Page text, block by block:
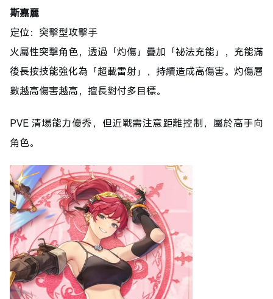
斯嘉麗
定位：突擊型攻擊手
火屬性突擊角色，透過「灼傷」疊加「祕法充能」，充能滿
後長按技能強化為「超載雷射」，持續造成高傷害。灼傷層
數越高傷害越高，擅長對付多目標。
PVE 清場能力優秀，但近戰需注意距離控制，屬於高手向
角色。